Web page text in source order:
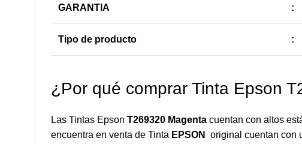
GARANTIA :
Tipo de producto :
¿Por qué comprar Tinta Epson
Las Tintas Epson T269320 Magenta cuentan con altos
encuentra en venta de Tinta EPSON
original cuentan con